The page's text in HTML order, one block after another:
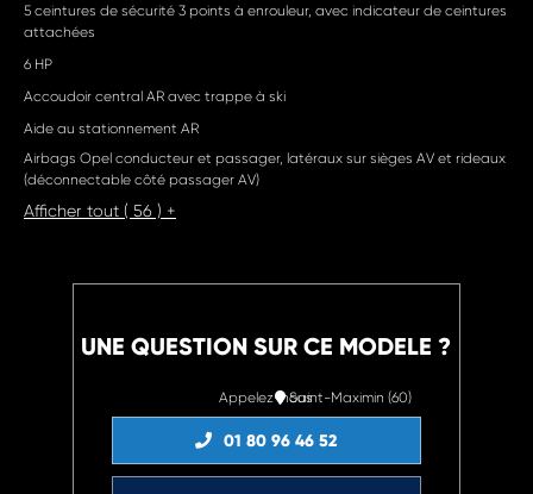
5 ceintures de sécurité 3 points à enrouleur, avec indicateur de ceintures
attachées
6 HP
Accoudoir central AR avec trappe à ski
Aide au stationnement AR
Airbags Opel conducteur et passager, latéraux sur sièges AV et rideaux
(déconnectable côté passager AV)
Afficher tout ( 56 ) +
UNE QUESTION SUR CE MODELE ?
Appelez-nous
01 80 96 46 52
Saint-Maximin (60)